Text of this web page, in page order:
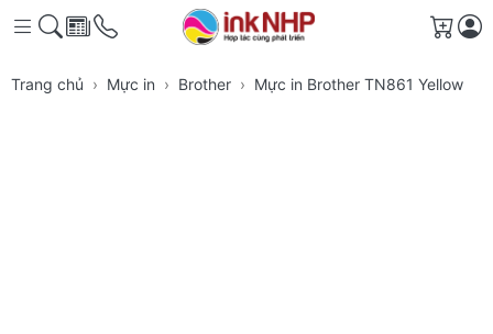
Giỏ
Trang chủ Mực in Brother Mực in Brother TN861 Yellow